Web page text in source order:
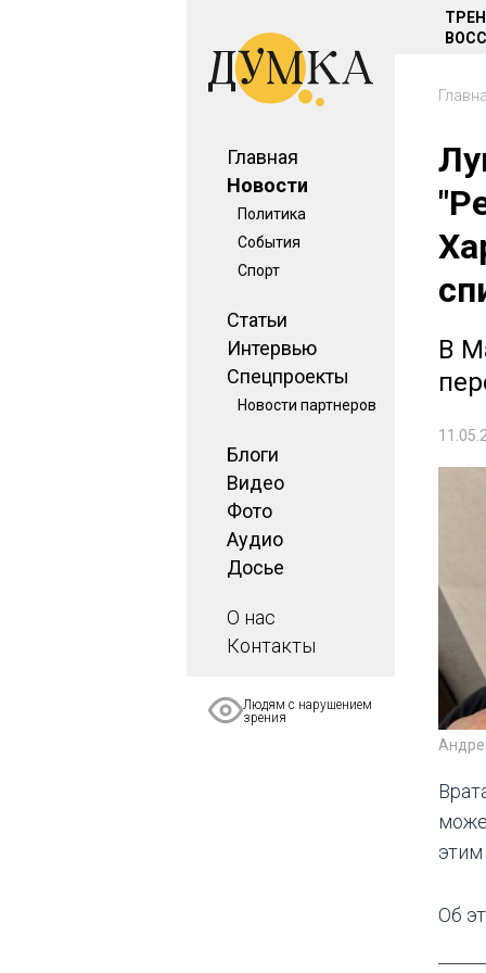
Главная
Новости
Политика
События
Спорт
Статьи
Интервью
Спецпроекты
Новости партнеров
Блоги
Видео
Фото
Аудио
Досье
О нас
Контакты
Людям с нарушением
зрения
В
Об